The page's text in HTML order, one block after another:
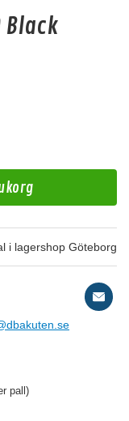
Black
i lagershop Göteborg
pall)